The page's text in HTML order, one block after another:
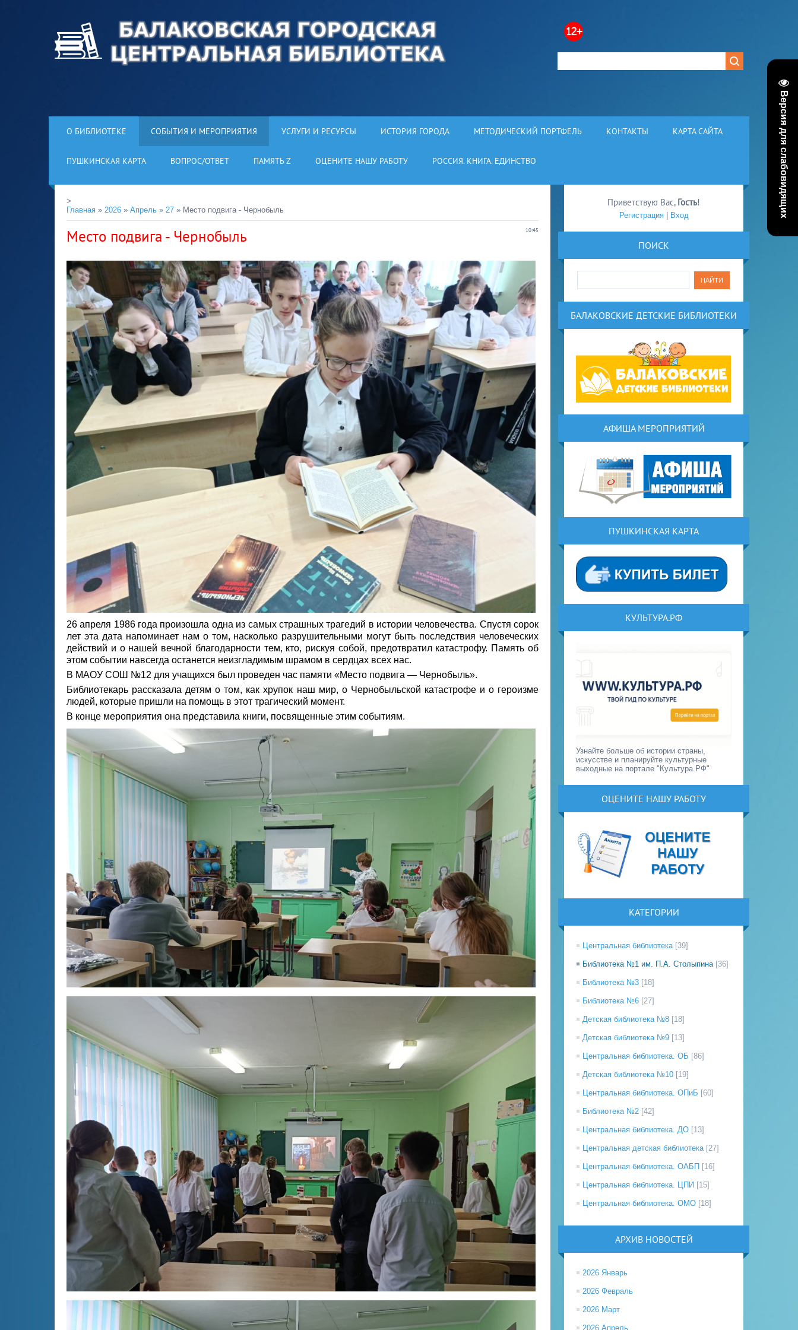
Версия для слабовидящих
О БИБЛИОТЕКЕ СОБЫТИЯ И МЕРОПРИЯТИЯ УСЛУГИ И РЕСУРСЫ ИСТОРИЯ ГОРОДА МЕТОДИЧЕСКИЙ ПОРТФЕЛЬ КОНТАКТЫ КАРТА САЙТА
ПУШКИНСКАЯ КАРТА ВОПРОС/ОТВЕТ ПАМЯТЬ Z ОЦЕНИТЕ НАШУ РАБОТУ РОССИЯ. КНИГА. ЕДИНСТВО
>
Главная » 2026 » Апрель » 27 » Место подвига - Чернобыль
10:45
Место подвига - Чернобыль
26 апреля 1986 года произошла одна из самых страшных трагедий в истории человечества. Спустя сорок
лет эта дата напоминает нам о том, насколько разрушительными могут быть последствия человеческих
действий и о нашей вечной благодарности тем, кто, рискуя собой, предотвратил катастрофу. Память об
этом событии навсегда останется неизгладимым шрамом в сердцах всех нас.
В МАОУ СОШ №12 для учащихся был проведен час памяти «Место подвига — Чернобыль».
Библиотекарь рассказала детям о том, как хрупок наш мир, о Чернобыльской катастрофе и о героизме
людей, которые пришли на помощь в этот трагический момент.
В конце мероприятия она представила книги, посвященные этим событиям.
Приветствую Вас, Гость!
Регистрация| Вход
ПОИСК
БАЛАКОВСКИЕ ДЕТСКИЕ БИБЛИОТЕКИ
АФИША МЕРОПРИЯТИЙ
ПУШКИНСКАЯ КАРТА
КУЛЬТУРА.РФ
Узнайте больше об истории страны,
искусстве и планируйте культурные
выходные на портале "Культура.РФ"
ОЦЕНИТЕ НАШУ РАБОТУ
КАТЕГОРИИ
Центральная библиотека [39]
Библиотека №1 им. П.А. Столыпина [36]
Библиотека №3 [18]
Библиотека №6 [27]
Детская библиотека №8 [18]
Детская библиотека №9 [13]
Центральная библиотека. ОБ [86]
Детская библиотека №10 [19]
Центральная библиотека. ОПиБ [60]
Библиотека №2 [42]
Центральная библиотека. ДО [13]
Центральная детская библиотека [27]
Центральная библиотека. ОАБП [16]
Центральная библиотека. ЦПИ [15]
Центральная библиотека. ОМО [18]
АРХИВ НОВОСТЕЙ
2026 Январь
2026 Февраль
2026 Март
2026 Апрель